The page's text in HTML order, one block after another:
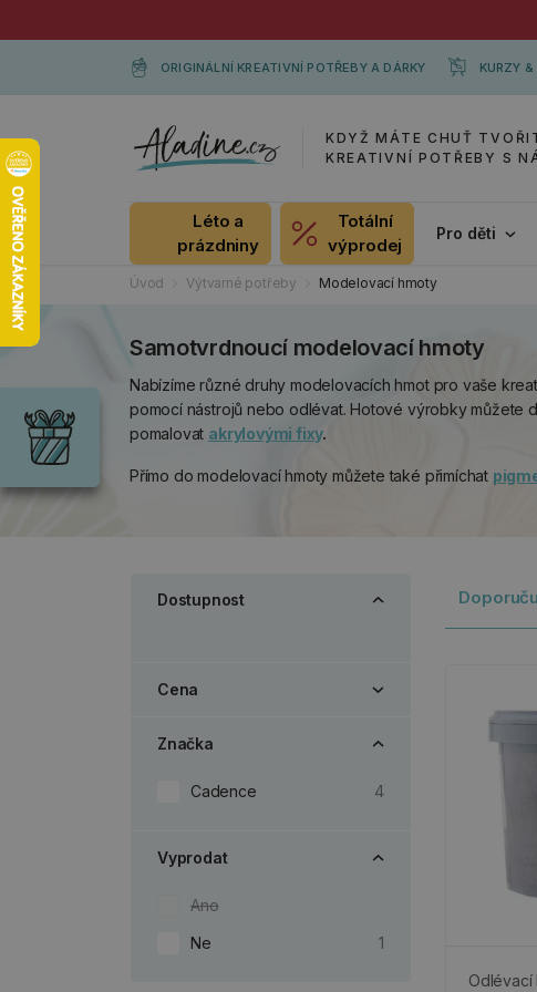
ORIGINÁLNÍ KREATIVNÍ POTŘEBY A DÁRKY KURZY
KDYŽ MÁTE CHUŤ
KREATIVNÍ POTŘEBY S
Léto a
prázdniny
Totální
výprodej
Pro děti
Úvod Výtvarné potřeby Modelovací hmoty
Samotvrdnoucí modelovací hmoty
Nabízíme různé druhy modelovacích hmot pro vaše
pomocí nástrojů nebo odlévat. Hotové výrobky můžete
pomalovat akrylovými fixy.
Přímo do modelovací hmoty můžete také přimíchat
Dostupnost
Cena
Značka
Cadence 4
Vyprodat
Ano
Ne
1
Dárky
Wrendale
Designs
každou
Chci si vybrat